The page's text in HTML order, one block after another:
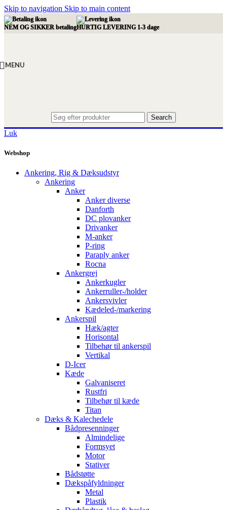
Skip to navigation Skip to main content
NEM OG SIKKER betalingHURTIG LEVERING 1-3 dage
MENU
Search
Luk
Webshop
Ankering, Rig & Dæksudstyr
Ankering
Anker
Anker diverse
Danforth
DC plovanker
Drivanker
M-anker
P-ring
Paraply anker
Rocna
Ankergrej
Ankerkugler
Ankerruller-/holder
Ankersvivler
Kædeled-/markering
Ankerspil
Hæk/agter
Horisontal
Tilbehør til ankerspil
Vertikal
D-Icer
Kæde
Galvaniseret
Rustfri
Tilbehør til kæde
Titan
Dæks & Kalechedele
Bådpresenninger
Almindelige
Formsyet
Motor
Stativer
Bådstøtte
Dækspåfyldninger
Metal
Plastik